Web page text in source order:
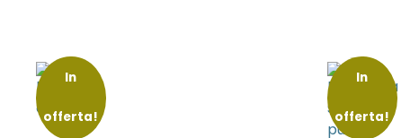
In
offerta!
In
offerta!